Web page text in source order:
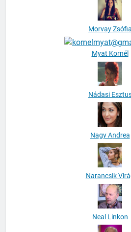
Morvay Zsófia
Myat Kornél
Nádasi
Nagy Andrea
Narancsik
Neal Linkon